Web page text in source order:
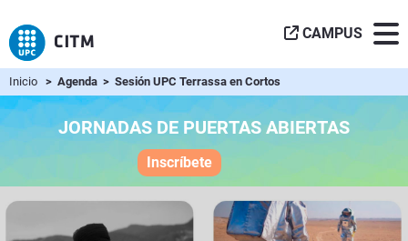
CAMPUS
Inicio > Agenda > Sesión UPC Terrassa en Cortos
JORNADAS DE PUERTAS ABIERTAS
Inscríbete